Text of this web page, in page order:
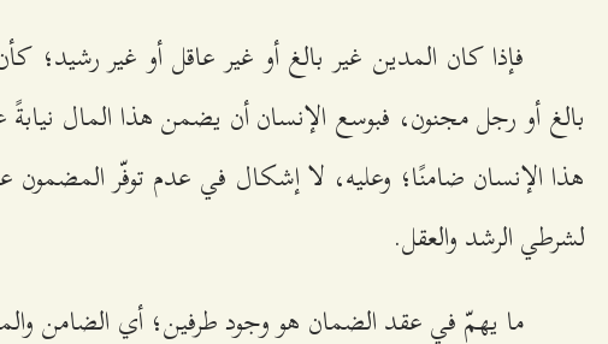
فإذا كان المدين غير بالغ أو غير عاقل أو غير
بالغ أو رجل مجنون، فبوسع الإنسان أن يضمن هذا المال نيابةً
هذا الإنسان ضامنًا؛ وعليه، لا إشكال في عدم توفّر المضمون
لشرطي الرشد والعقل.
ما يهمّ في عقد الضمان هو وجود طرفين؛ أي الضامن